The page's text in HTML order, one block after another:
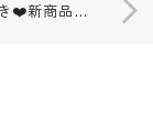
DAISO驚き❤️新商品購入品！！